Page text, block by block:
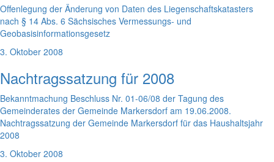
Offenlegung der Änderung von Daten des Liegenschaftskatasters
nach § 14 Abs. 6 Sächsisches Vermessungs- und
Geobasisinformationsgesetz
3. Oktober 2008
Nachtragssatzung für 2008
Bekanntmachung Beschluss Nr. 01-06/08 der Tagung des
Gemeinderates der Gemeinde Markersdorf am 19.06.2008.
Nachtragssatzung der Gemeinde Markersdorf für das Haushaltsjahr
2008
3. Oktober 2008